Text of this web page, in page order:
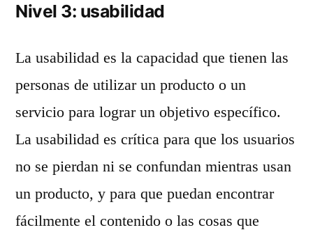
Nivel 3: usabilidad
La usabilidad es la capacidad que tienen las
personas de utilizar un producto o un
servicio para lograr un objetivo específico.
La usabilidad es crítica para que los usuarios
no se pierdan ni se confundan mientras usan
un producto, y para que puedan encontrar
fácilmente el contenido o las cosas que